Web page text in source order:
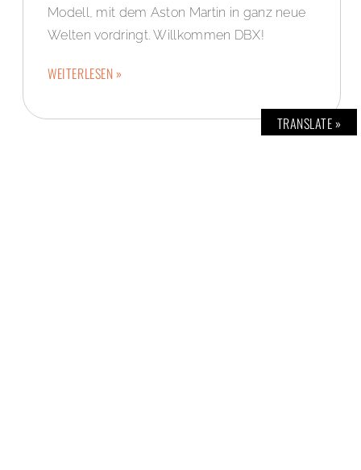
Modell, mit dem Aston Martin in ganz neue
Welten vordringt. Willkommen DBX!
WEITERLESEN »
TRANSLATE »